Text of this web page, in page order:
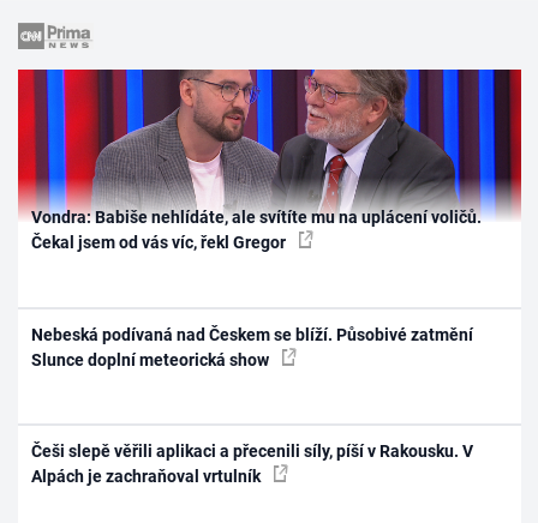
Vondra: Babiše nehlídáte, ale svítíte mu na uplácení voličů.
Čekal jsem od vás víc, řekl Gregor
Nebeská podívaná nad Českem se blíží. Působivé zatmění
Slunce doplní meteorická show
Češi slepě věřili aplikaci a přecenili síly, píší v Rakousku. V
Alpách je zachraňoval vrtulník